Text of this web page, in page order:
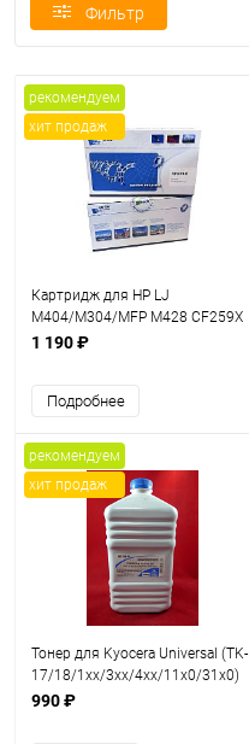
Фильтр
рекомендуем
хит продаж
Картридж для HP LJ
M404/M304/MFP M428 CF259X
(10K) UNITON Premium
1 190 ₽
Подробнее
рекомендуем
хит продаж
Тонер для Kyocera Universal (TK-
17/18/1xx/3xx/4xx/11x0/31x0)
(фл. 1кг) Black&White фас.
990 ₽